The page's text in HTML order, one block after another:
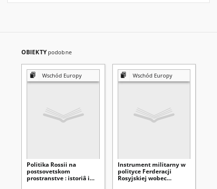
OBIEKTY podobne
Wschód Europy
Politika Rossii na
postsovetskom
prostranstve : istoriâ i
Wschód Europy
Instrument militarny w
polityce Ferderacji
Rosyjskiej wobec